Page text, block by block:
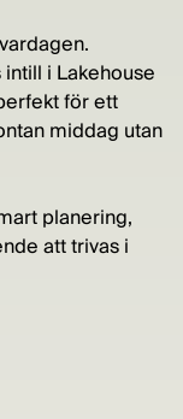
i Lakehouse
för ett
middag utan
planering,
att trivas i